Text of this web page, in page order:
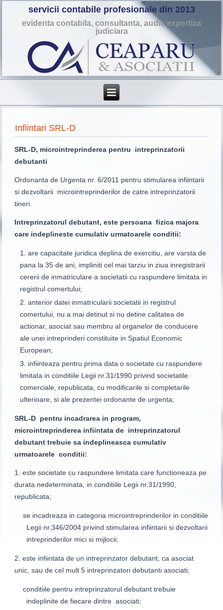
servicii contabile profesionale din 2013
evidenta contabila, consultanta, audit, expertiza
judiciara
Infiintari SRL-D
SRL-D, microintreprinderea pentru intreprinzatorii
debutanti
Ordonanta de Urgenta nr. 6/2011 pentru stimularea infiintarii
si dezvoltarii microintreprinderilor de catre intreprinzatorii
tineri.
Intreprinzatorul debutant, este persoana fizica majora
care indeplineste cumulativ urmatoarele conditii:
are capacitate juridica deplina de exercitiu, are varsta de
pana la 35 de ani, impliniti cel mai tarziu in ziua inregistrarii
cererii de inmatriculare a societatii cu raspundere limitata in
registrul comertului;
anterior datei inmatricularii societatii in registrul
comertului, nu a mai detinut si nu detine calitatea de
actionar, asociat sau membru al organelor de conducere
ale unei intreprinderi constituite in Spatiul Economic
European;
infiinteaza pentru prima data o societate cu raspundere
limitata in conditiile Legii nr.31/1990 privind societatile
comerciale, republicata, cu modificarile si completarile
ulterioare, si ale prezentei ordonante de urgenta;
SRL-D pentru incadrarea in program,
microintreprinderea infiintata de intreprinzatorul
debutant trebuie sa indeplineasca cumulativ
urmatoarele conditii:
1. este societate cu raspundere limitata care functioneaza pe
durata nedeterminata, in conditiile Legii nr.31/1990,
republicata;
se incadreaza in categoria microintreprinderilor in conditiile
Legii nr.346/2004 privind stimularea infiintarii si dezvoltarii
intreprinderilor mici si mijlocii;
2. este infiintata de un intreprinzator debutant, ca asociat
unic, sau de cel mult 5 intreprinzatori debutanti asociati;
conditiile pentru intreprinzatorul debutant trebuie
indeplinite de fiecare dintre asociati;